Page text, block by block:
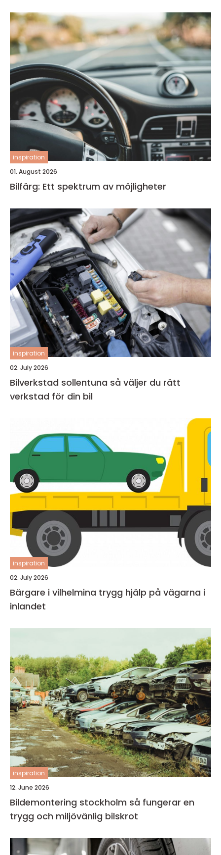
inspiration
01. August 2026
Bilfärg: Ett spektrum av möjligheter
inspiration
02. July 2026
Bilverkstad sollentuna så väljer du rätt
verkstad för din bil
inspiration
02. July 2026
Bärgare i vilhelmina trygg hjälp på vägarna i
inlandet
inspiration
12. June 2026
Bildemontering stockholm så fungerar en
trygg och miljövänlig bilskrot